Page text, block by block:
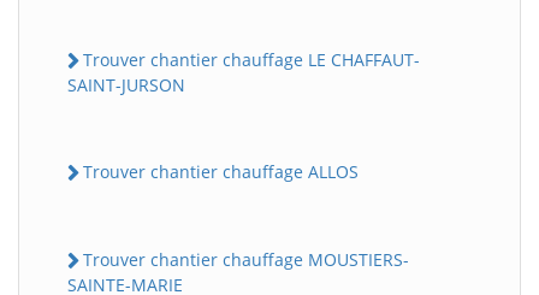
Trouver chantier chauffage LE CHAFFAUT-
SAINT-JURSON
Trouver chantier chauffage ALLOS
Trouver chantier chauffage MOUSTIERS-
SAINTE-MARIE